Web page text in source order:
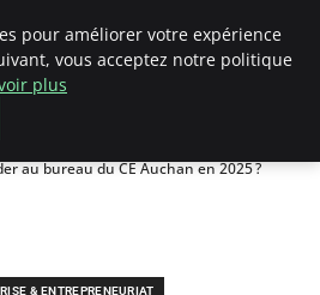
au bureau du CE Auchan en 2025 ?
& ENTREPRENEURIAT
pour améliorer votre expérience
vous acceptez notre politique
plus